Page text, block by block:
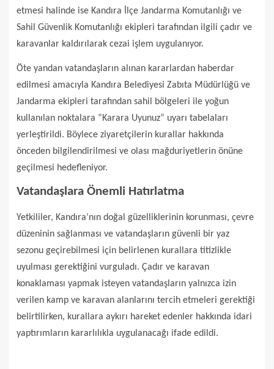
etmesi halinde ise Kandıra İlçe Jandarma Komutanlığı ve
Sahil Güvenlik Komutanlığı ekipleri tarafından ilgili çadır ve
karavanlar kaldırılarak cezai işlem uygulanıyor.
Öte yandan vatandaşların alınan kararlardan haberdar
edilmesi amacıyla Kandıra Belediyesi Zabıta Müdürlüğü ve
Jandarma ekipleri tarafından sahil bölgeleri ile yoğun
kullanılan noktalara “Karara Uyunuz” uyarı tabelaları
yerleştirildi. Böylece ziyaretçilerin kurallar hakkında
önceden bilgilendirilmesi ve olası mağduriyetlerin önüne
geçilmesi hedefleniyor.
Vatandaşlara Önemli Hatırlatma
Yetkililer, Kandıra’nın doğal güzelliklerinin korunması, çevre
düzeninin sağlanması ve vatandaşların güvenli bir yaz
sezonu geçirebilmesi için belirlenen kurallara titizlikle
uyulması gerektiğini vurguladı. Çadır ve karavan
konaklaması yapmak isteyen vatandaşların yalnızca izin
verilen kamp ve karavan alanlarını tercih etmeleri gerektiği
belirtilirken, kurallara aykırı hareket edenler hakkında idari
yaptırımların kararlılıkla uygulanacağı ifade edildi.